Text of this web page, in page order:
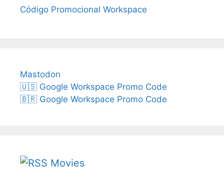
Código Promocional Workspace
Mastodon
🇺🇸 Google Workspace Promo Code
🇧🇷 Google Workspace Promo Code
Movies